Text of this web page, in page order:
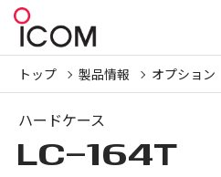
トップ 製品情報 オプション
ハードケース
LC-164T